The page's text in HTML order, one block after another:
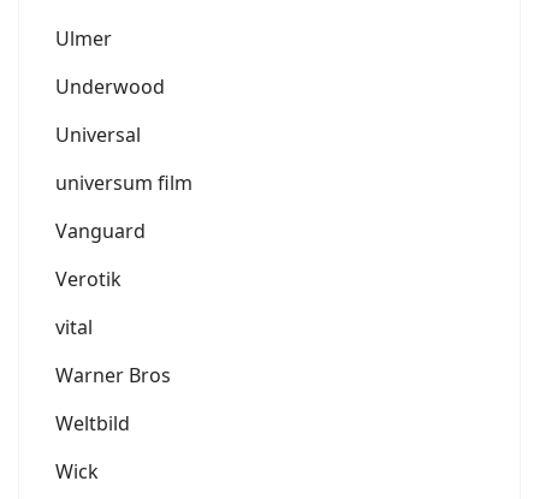
Ulmer
Underwood
Universal
universum film
Vanguard
Verotik
vital
Warner Bros
Weltbild
Wick